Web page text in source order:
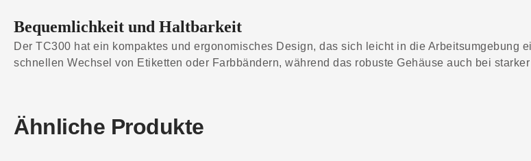
Bequemlichkeit und Haltbarkeit
Der TC300 hat ein kompaktes und ergonomisches Design, das sich leicht in die Arbeitsumgebung
schnellen Wechsel von Etiketten oder Farbbändern, während das robuste Gehäuse auch bei
Ähnliche Produkte